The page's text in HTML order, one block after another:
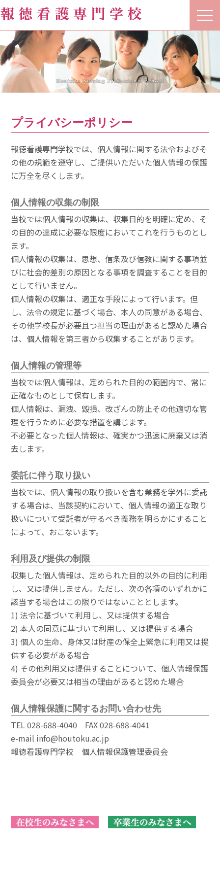
t
o
g
l
e
n
a
v
o
プライバシーポリシー
報徳看護専門学校では、個人情報に関する法令およびそ
の他の規範を遵守し、ご提供いただいた個人情報の保護
に万全を尽くします。
個人情報の収集の制限
当校では個人情報の収集は、収集目的を明確に定め、そ
の目的の達成に必要な限度においてこれを行うものとし
ます。
個人情報の収集は、思想、信条及び信教に関する事項並
びに社会的差別の原因となる事項を調査することを目的
として行いません。
個人情報の収集は、適正な手段によって行います。但
し、法令の規定に基づく場合、本人の同意がある場合、
その他学校長が必要且つ担当の理由があると認めた場合
は、個人情報を第三者から収集することがあります。
個人情報の管理等
当校では個人情報は、定められた目的の範囲内で、常に
正確なものとして保有します。
個人情報は、漏洩、毀損、改ざんの防止その他適切な管
理を行うために必要な措置を講じます。
不必要となった個人情報は、確実かつ迅速に廃棄又は消
去します。
委託に伴う取り扱い
当校では、個人情報の取り扱いを含む業務を学外に委託
する場合は、当該契約において、個人情報の適正な取り
扱いについて受託者が守るべき義務を明らかにすること
によって、おこないます。
利用及び提供の制限
収集した個人情報は、定められた目的以外の目的に利用
し、又は提供しません。ただし、次の各項のいずれかに
該当する場合はこの限りではないこととします。
1) 法令に基づいて利用し、又は提供する場合
2) 本人の同意に基づいて利用し、又は提供する場合
3) 個人の生命、身体又は財産の保全上緊急に利用又は提
供する必要がある場合
4) その他利用又は提供することについて、個人情報保護
委員会が必要又は相当の理由があると認めた場合
個人情報保護に関するお問い合わせ先
TEL 028-688-4040 FAX 028-688-4041
e-mail info@houtoku.ac.jp
報徳看護専門学校 個人情報保護管理委員会